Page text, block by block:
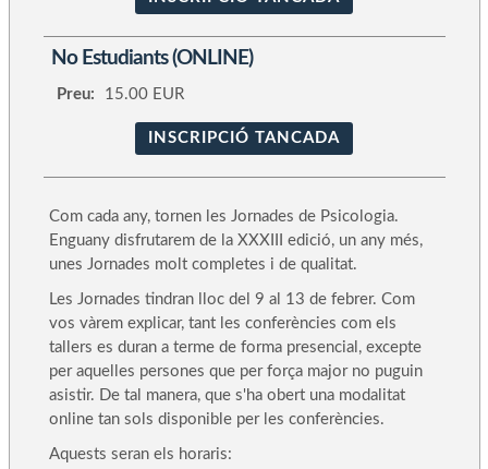
No Estudiants (ONLINE)
Preu: 15.00 EUR
INSCRIPCIÓ TANCADA
Com cada any, tornen les Jornades de Psicologia.
Enguany disfrutarem de la XXXIII edició, un any més,
unes Jornades molt completes i de qualitat.
Les Jornades tindran lloc del 9 al 13 de febrer. Com
vos vàrem explicar, tant les conferències com els
tallers es duran a terme de forma presencial, excepte
per aquelles persones que per força major no puguin
asistir. De tal manera, que s'ha obert una modalitat
online tan sols disponible per les conferències.
Aquests seran els horaris: